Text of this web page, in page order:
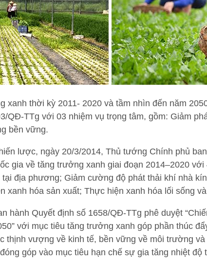
xanh thời kỳ 2011- 2020 và tầm nhìn đến năm
QĐ-TTg với 03 nhiệm vụ trọng tâm, gồm: Giảm
bền vững.
lược, ngày 20/3/2014, Thủ tướng Chính phủ
gia về tăng trưởng xanh giai đoạn 2014–2020
địa phương; Giảm cường độ phát thải khí nhà
xanh hóa sản xuất; Thực hiện xanh hóa lối sống
hành Quyết định số 1658/QĐ-TTg phê duyệt
với mục tiêu tăng trưởng xanh góp phần thúc
thịnh vượng về kinh tế, bền vững về môi trường
góp vào mục tiêu hạn chế sự gia tăng nhiệt độ